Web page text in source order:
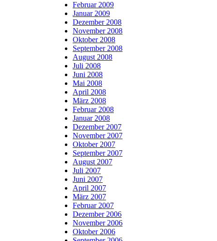
Februar 2009
Januar 2009
Dezember 2008
November 2008
Oktober 2008
September 2008
August 2008
Juli 2008
Juni 2008
Mai 2008
April 2008
März 2008
Februar 2008
Januar 2008
Dezember 2007
November 2007
Oktober 2007
September 2007
August 2007
Juli 2007
Juni 2007
April 2007
März 2007
Februar 2007
Dezember 2006
November 2006
Oktober 2006